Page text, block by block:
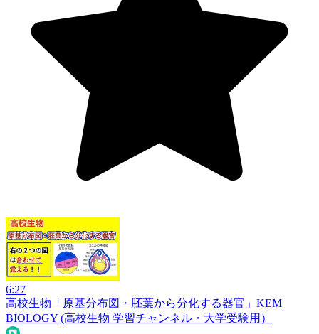
6:27
高校生物「原基分布図・胚葉から分化する器官」 KEM
BIOLOGY (高校生物 学習チャンネル・大学受験用）